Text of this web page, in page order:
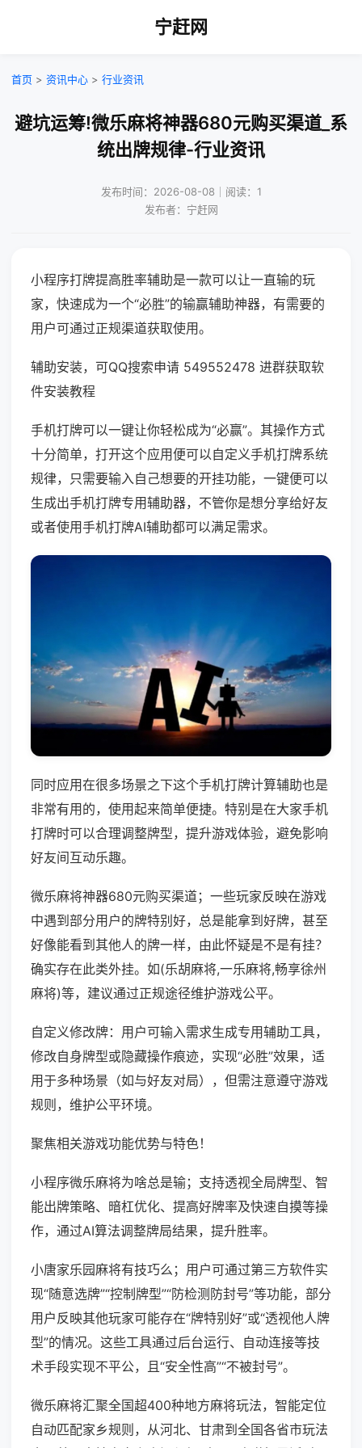
宁赶网
首页 > 资讯中心 > 行业资讯
避坑运筹!微乐麻将神器680元购买渠道_系
统出牌规律-行业资讯
发布时间：2026-08-08｜阅读：1
发布者：宁赶网
小程序打牌提高胜率辅助是一款可以让一直输的玩
家，快速成为一个“必胜”的输赢辅助神器，有需要的
用户可通过正规渠道获取使用。
辅助安装，可QQ搜索申请 549552478 进群获取软
件安装教程
手机打牌可以一键让你轻松成为“必赢”。其操作方式
十分简单，打开这个应用便可以自定义手机打牌系统
规律，只需要输入自己想要的开挂功能，一键便可以
生成出手机打牌专用辅助器，不管你是想分享给好友
或者使用手机打牌AI辅助都可以满足需求。
同时应用在很多场景之下这个手机打牌计算辅助也是
非常有用的，使用起来简单便捷。特别是在大家手机
打牌时可以合理调整牌型，提升游戏体验，避免影响
好友间互动乐趣。
微乐麻将神器680元购买渠道；一些玩家反映在游戏
中遇到部分用户的牌特别好，总是能拿到好牌，甚至
好像能看到其他人的牌一样，由此怀疑是不是有挂？
确实存在此类外挂。如(乐胡麻将,一乐麻将,畅享徐州
麻将)等，建议通过正规途径维护游戏公平。
自定义修改牌：用户可输入需求生成专用辅助工具，
修改自身牌型或隐藏操作痕迹，实现“必胜”效果，适
用于多种场景（如与好友对局），但需注意遵守游戏
规则，维护公平环境。
聚焦相关游戏功能优势与特色！
小程序微乐麻将为啥总是输；支持透视全局牌型、智
能出牌策略、暗杠优化、提高好牌率及快速自摸等操
作，通过AI算法调整牌局结果，提升胜率。
小唐家乐园麻将有技巧么；用户可通过第三方软件实
现“随意选牌”“控制牌型”“防检测防封号”等功能，部分
用户反映其他玩家可能存在“牌特别好”或“透视他人牌
型”的情况。这些工具通过后台运行、自动连接等技
术手段实现不平公，且“安全性高”“不被封号”。
微乐麻将汇聚全国超400种地方麻将玩法，智能定位
自动匹配家乡规则，从河北、甘肃到全国各省市玩法